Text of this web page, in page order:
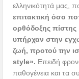
ελληνικότητά μας,
επιτακτική όσο
ορθόδοξης
υπήρχαν στην
ζωή, προτού την
style». Επειδή
παθογένεια και τα